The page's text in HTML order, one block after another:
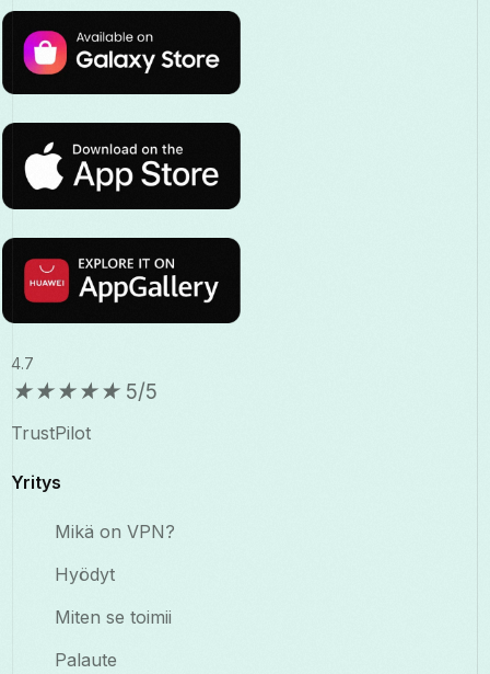
4.7
★★★★★ 5/5
TrustPilot
Yritys
Mikä on VPN?
Hyödyt
Miten se toimii
Palaute